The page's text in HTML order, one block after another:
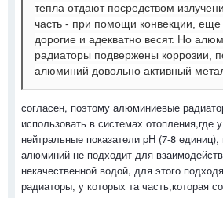
тепла отдают посредством
часть - при помощи конвекции,
дорогие и адекватно весят. Но
радиаторы подвержены коррозии,
алюминий довольно активный
согласен, поэтому алюминиевые
использовать в системах отопления,где
нейтральные показатели pH (7-8 единиц),
алюминий не подходит для
некачественной водой, для этого
радиаторы, у которых та часть,которая